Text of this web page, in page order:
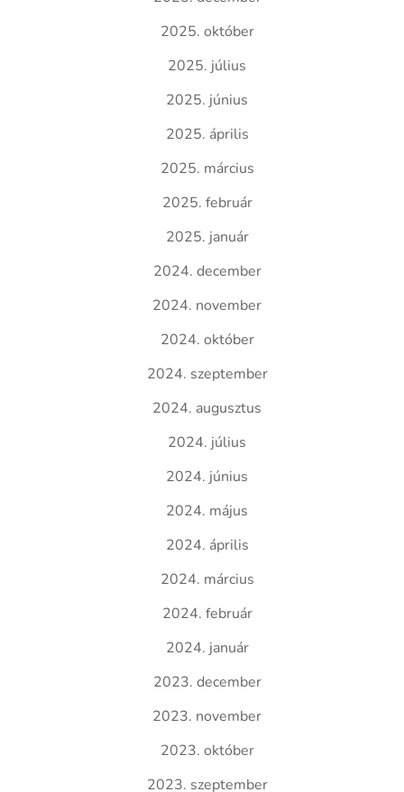
2025. október
2025. július
2025. június
2025. április
2025. március
2025. február
2025. január
2024. december
2024. november
2024. október
2024. szeptember
2024. augusztus
2024. július
2024. június
2024. május
2024. április
2024. március
2024. február
2024. január
2023. december
2023. november
2023. október
2023. szeptember